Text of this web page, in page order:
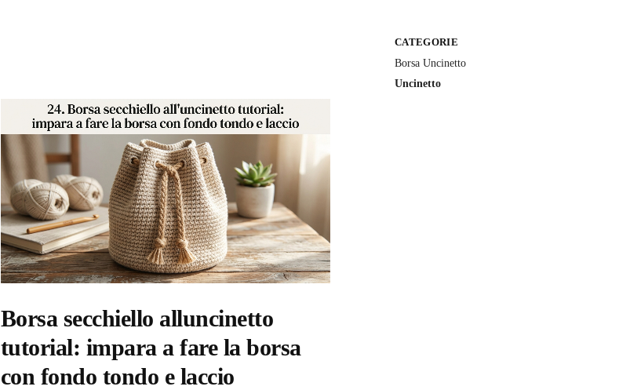
Borsa secchiello alluncinetto
tutorial: impara a fare la borsa
con fondo tondo e laccio
CATEGORIE
Borsa Uncinetto
Uncinetto